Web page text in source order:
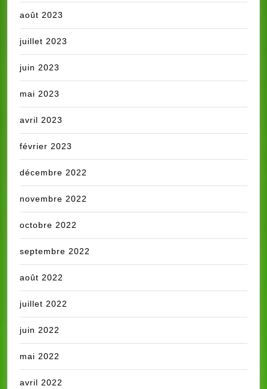
août 2023
juillet 2023
juin 2023
mai 2023
avril 2023
février 2023
décembre 2022
novembre 2022
octobre 2022
septembre 2022
août 2022
juillet 2022
juin 2022
mai 2022
avril 2022